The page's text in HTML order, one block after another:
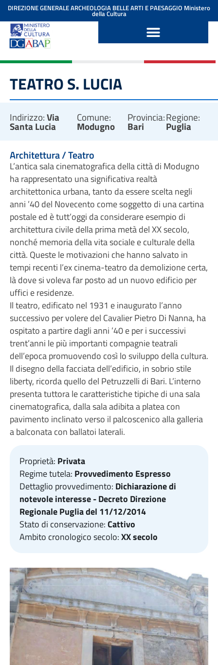
contenuto
DIREZIONE GENERALE ARCHEOLOGIA BELLE ARTI E PAESAGGIO Ministero
della Cultura
TEATRO S. LUCIA
Indirizzo:Via
Santa Lucia
Comune:
Modugno
Provincia:
Bari
Regione:
Puglia
Architettura / Teatro
L’antica sala cinematografica della città di Modugno
ha rappresentato una significativa realtà
architettonica urbana, tanto da essere scelta negli
anni ’40 del Novecento come soggetto di una cartina
postale ed è tutt’oggi da considerare esempio di
architettura civile della prima metà del XX secolo,
nonché memoria della vita sociale e culturale della
città. Queste le motivazioni che hanno salvato in
tempi recenti l’ex cinema-teatro da demolizione certa,
là dove si voleva far posto ad un nuovo edificio per
uffici e residenze.
Il teatro, edificato nel 1931 e inaugurato l’anno
successivo per volere del Cavalier Pietro Di Nanna, ha
ospitato a partire dagli anni ’40 e per i successivi
trent’anni le più importanti compagnie teatrali
dell’epoca promuovendo così lo sviluppo della cultura.
Il disegno della facciata dell’edificio, in sobrio stile
liberty, ricorda quello del Petruzzelli di Bari. L’interno
presenta tuttora le caratteristiche tipiche di una sala
cinematografica, dalla sala adibita a platea con
pavimento inclinato verso il palcoscenico alla galleria
a balconata con ballatoi laterali.
Proprietà: Privata
Regime tutela: Provvedimento Espresso
Dettaglio provvedimento: Dichiarazione di
notevole interesse - Decreto Direzione
Regionale Puglia del 11/12/2014
Stato di conservazione:Cattivo
Ambito cronologico secolo:XX secolo